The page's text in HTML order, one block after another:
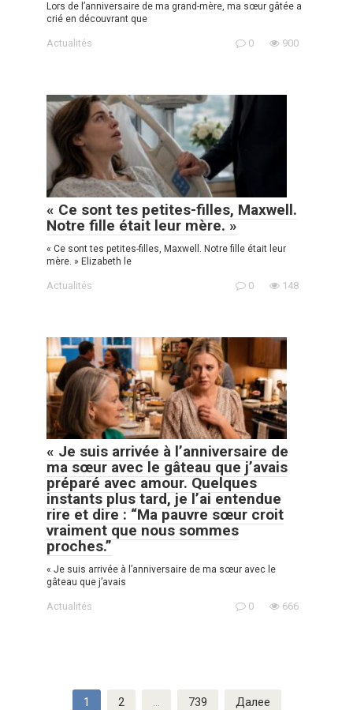
Lors de l’anniversaire de ma grand-mère, ma sœur gâtée a
crié en découvrant que
Actualités 0 900
« Ce sont tes petites-filles, Maxwell.
Notre fille était leur mère. »
« Ce sont tes petites-filles, Maxwell. Notre fille était leur
mère. » Elizabeth le
Actualités 0 148
« Je suis arrivée à l’anniversaire de
ma sœur avec le gâteau que j’avais
préparé avec amour. Quelques
instants plus tard, je l’ai entendue
rire et dire : “Ma pauvre sœur croit
vraiment que nous sommes
proches.”
« Je suis arrivée à l’anniversaire de ma sœur avec le
gâteau que j’avais
Actualités 0 666
1 2 … 739 Далее